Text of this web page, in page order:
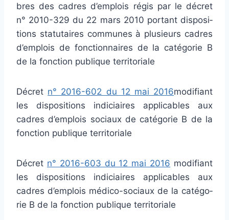
bres des cadres d’emplois régis par le décret
n° 2010-329 du 22 mars 2010 por­tant dis­po­si­
tions sta­tu­tai­res com­mu­nes à plu­sieurs cadres
d’emplois de fonc­tion­nai­res de la caté­go­rie B
de la fonc­tion publi­que ter­ri­to­riale
Décret n° 2016-602 du 12 mai 2016modi­fiant
les dis­po­si­tions indi­ciai­res appli­ca­bles aux
cadres d’emplois sociaux de caté­go­rie B de la
fonc­tion publi­que ter­ri­to­riale
Décret n° 2016-603 du 12 mai 2016 modi­fiant
les dis­po­si­tions indi­ciai­res appli­ca­bles aux
cadres d’emplois médico-sociaux de la caté­go­
rie B de la fonc­tion publi­que ter­ri­to­riale